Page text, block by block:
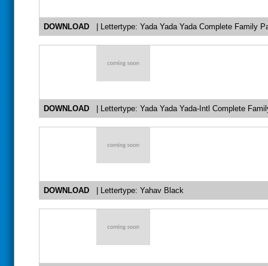
DOWNLOAD | Lettertype: Yada Yada Yada Complete Family
DOWNLOAD | Lettertype: Yada Yada Yada-Intl Complete
DOWNLOAD | Lettertype: Yahav Black